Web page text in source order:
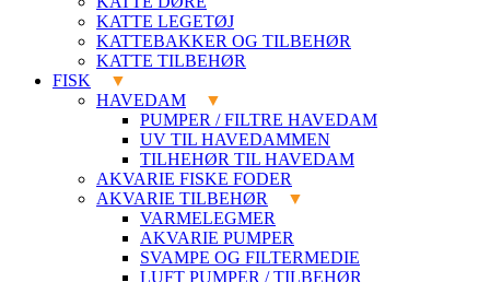
KATTE LEGETØJ
KATTEBAKKER OG TILBEHØR
KATTE TILBEHØR
FISK
HAVEDAM
PUMPER / FILTRE HAVEDAM
UV TIL HAVEDAMMEN
TILHEHØR TIL HAVEDAM
AKVARIE FISKE FODER
AKVARIE TILBEHØR
VARMELEGMER
AKVARIE PUMPER
SVAMPE OG FILTERMEDIE
LUFT PUMPER / TILBEHØR